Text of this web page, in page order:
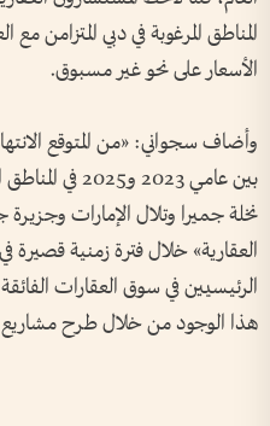
المناطق المرغوبة في دبي المتزامن
الأسعار على نحو غير مسبوق.
وأضاف سجواني: «من المتوقع
بين عامي 2023
نخلة جميرا وتلال الإمارات
العقارية» خلال فترة زمنية قصيرة
الرئيسيين في سوق العقارات
هذا الوجود من خلال طرح مشاريع